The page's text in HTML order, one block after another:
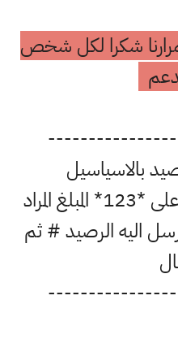
شكرا لكل شخص
بالاسياسيل
اكتب *222* او اتصل على *123* المبلغ المراد
اليه الرصيد # ثم